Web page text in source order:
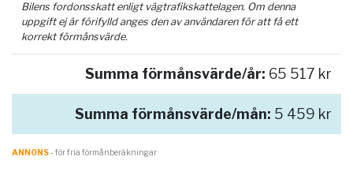
Bilens fordonsskatt enligt vägtrafikskattelagen. Om denna
uppgift ej är förifylld anges den av användaren för att få ett
korrekt förmånsvärde.
Summa förmånsvärde/år: 65 517 kr
Summa förmånsvärde/mån: 5 459 kr
ANNONS- för fria förmånberäkningar